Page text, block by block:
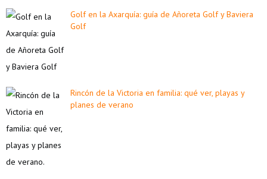
Golf en la Axarquía: guía de Añoreta Golf y Baviera
Golf
Rincón de la Victoria en familia: qué ver, playas y
planes de verano